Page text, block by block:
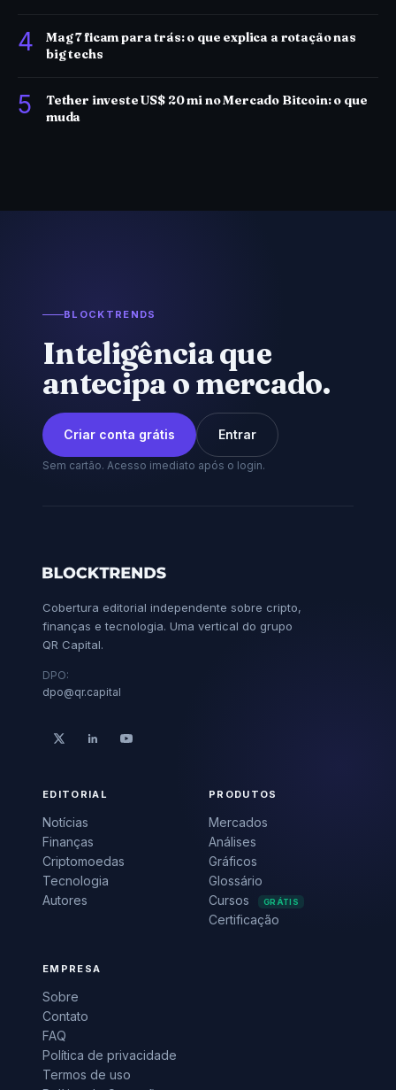
4
Mag 7 ficam para trás: o que explica a rotação nas
big techs
5
Tether investe US$ 20 mi no Mercado Bitcoin: o que
muda
BLOCKTRENDS
Inteligência que
antecipa o mercado.
Criar conta grátis Entrar
Sem cartão. Acesso imediato após o login.
Cobertura editorial independente sobre cripto,
finanças e tecnologia. Uma vertical do grupo
QR Capital.
DPO:
dpo@qr.capital
EDITORIAL
Notícias
Finanças
Criptomoedas
Tecnologia
Autores
PRODUTOS
Mercados
Análises
Gráficos
Glossário
Cursos
GRÁTIS
Certificação
EMPRESA
Sobre
Contato
FAQ
Política de privacidade
Termos de uso